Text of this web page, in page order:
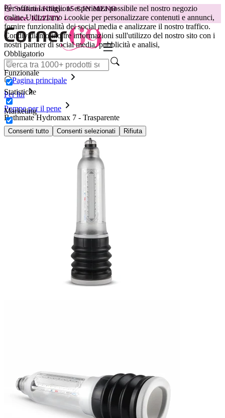
Per offrirti la migliore esperienza possibile nel nostro negozio
online.Utilizziamo i cookie per personalizzare contenuti e annunci,
fornire funzionalità dei social media e analizzare il nostro traffico.
Condividiamo inoltre informazioni sull'utilizzo del nostro sito con i
nostri partner di social media, pubblicità e analisi,
Obbligatorio
Funzionale
Statistiche
Marketing
Consenti tutto Consenti selezionati Rifiuta
😽Svakom Klitty: 15 € IN MENO
Codice: KLITTY →
Pagina principale
Per lui
Pompe per il pene
Bathmate Hydromax 7 - Trasparente